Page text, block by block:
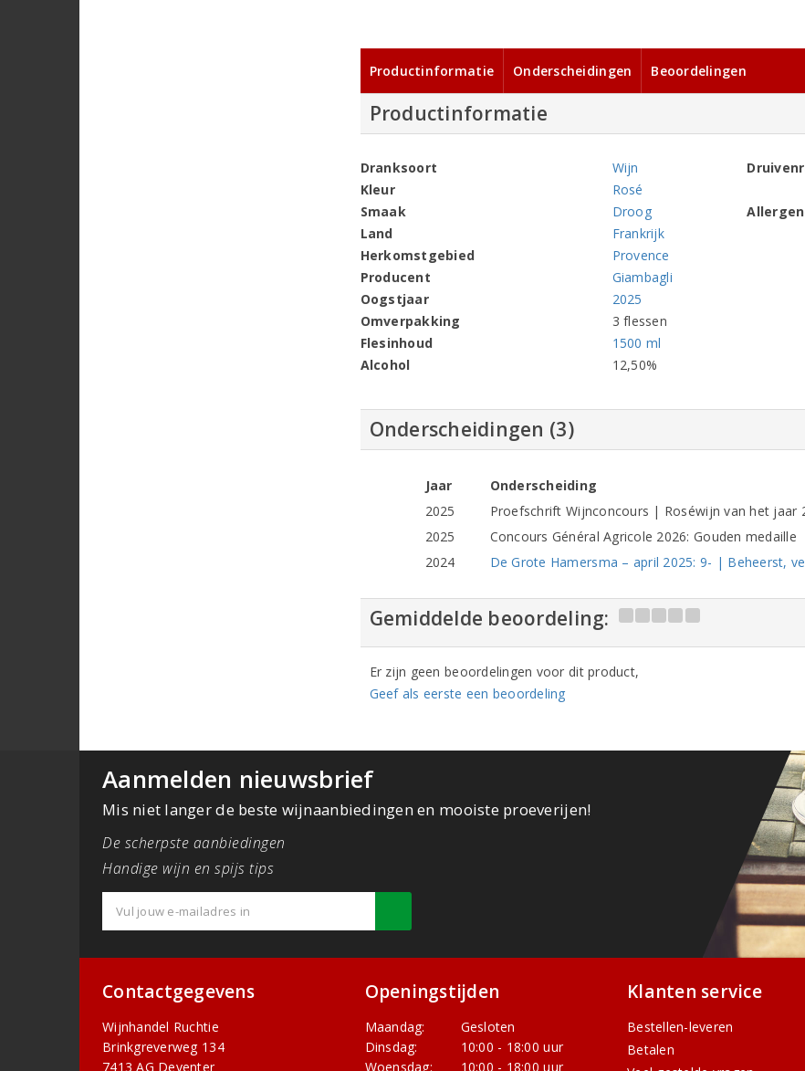
Productinformatie Onderscheidingen Beoordelingen
Productinformatie
Dranksoort
Wijn
Kleur
Rosé
Smaak
Droog
Land
Frankrijk
Herkomstgebied
Provence
Producent
Giambagli
Oogstjaar
2025
Omverpakking
3 flessen
Flesinhoud
1500 ml
Alcohol
12,50%
Onderscheidingen (3)
Jaar
Onderscheiding
2025
Proefschrift Wijnconcours | Roséwijn van het jaar
2025
Concours Général Agricole 2026: Gouden medaille
2024
De Grote Hamersma – april 2025: 9- | Beheerst,
Gemiddelde beoordeling:
Er zijn geen beoordelingen voor dit product,
Geef als eerste een beoordeling
Aanmelden nieuwsbrief
Mis niet langer de beste wijnaanbiedingen en mooiste proeverijen!
De scherpste aanbiedingen
Handige wijn en spijs tips
Contactgegevens
Wijnhandel Ruchtie
Brinkgreverweg 134
7413 AG Deventer
Openingstijden
Maandag:
Gesloten
Dinsdag:
10:00 - 18:00 uur
Woensdag:
10:00 - 18:00 uur
Klanten service
Bestellen-leveren
Betalen